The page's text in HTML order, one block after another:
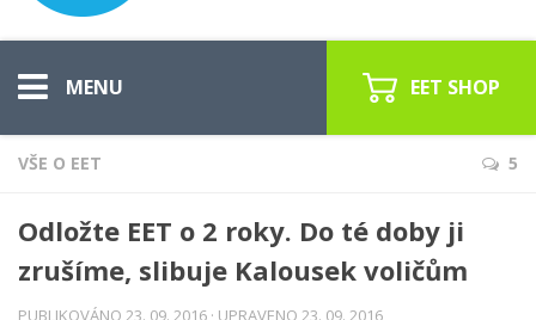
Koho se týká EET
Pokladny pro EET
EET SHOP
VŠE O EET 5
Odložte EET o 2 roky. Do té doby ji
zrušíme, slibuje Kalousek voličům
PUBLIKOVÁNO 23. 09. 2016 · UPRAVENO 23. 09. 2016